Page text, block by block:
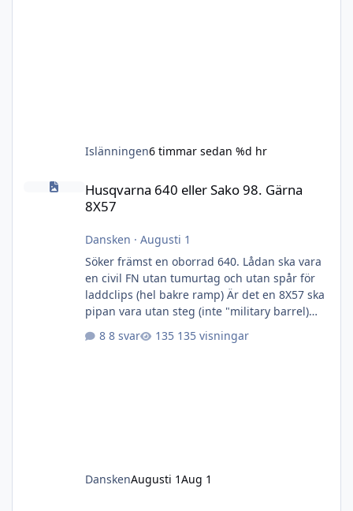
Islänningen6 timmar sedan %d hr
Husqvarna 640 eller Sako 98. Gärna 8X57
Husqvarna 640 eller Sako 98. Gärna
8X57
Dansken · Augusti 1
Söker främst en oborrad 640. Lådan ska vara
en civil FN utan tumurtag och utan spår för
laddclips (hel bakre ramp) Är det en 8X57 ska
pipan vara utan steg (inte "military barrel)
men söker modellen efter 1948 och metallen
ska vara fin och utan märken, rost och jack.
8 svar 135 visningar
DanskenAugusti 1Aug 1